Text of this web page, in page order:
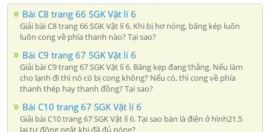
Bài C8 trang 66 SGK Vật lí 6
Giải bài C8 trang 66 SGK Vật lí 6. Khi bị hơ nóng, băng kép luôn
luôn cong về phía thanh nào? Tại sao?
Bài C9 trang 67 SGK Vật lí 6
Giải bài C9 trang 67 SGK Vật lí 6. Băng kẹp đang thẳng. Nếu làm
cho lạnh đi thì nó có bị cong không? Nếu có, thì cong về phía
thanh thép hay thanh đồng? Tại sao?
Bài C10 trang 67 SGK Vật lí 6
Giải bài C10 trang 67 SGK Vật lí 6. Tại sao bàn là điện ở hình21.5
lại tự động ngắt khi đã đủ nóng?